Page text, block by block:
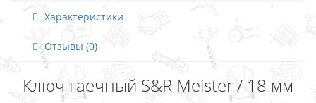
Характеристики
Отзывы (0)
Ключ гаечный S&R Meister / 18 мм